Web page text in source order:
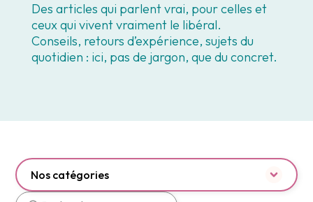
Des articles qui parlent vrai, pour celles et
ceux qui vivent vraiment le libéral.
Conseils, retours d’expérience, sujets du
quotidien : ici, pas de jargon, que du concret.
Nos catégories